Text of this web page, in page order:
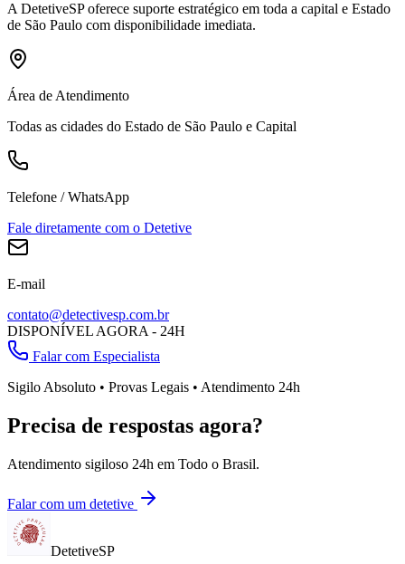
A DetetiveSPoferece suporte estratégico em toda a capital e Estado
de São Paulo com disponibilidade imediata.
Área de Atendimento
Todas as cidades do Estado de São Paulo e Capital
Telefone / WhatsApp
Fale diretamente com o Detetive
E-mail
contato@detectivesp.com.br
DISPONÍVEL AGORA - 24H
Falar com Especialista
Sigilo Absoluto • Provas Legais • Atendimento 24h
Precisa de respostas agora?
Atendimento sigiloso 24h em Todo o Brasil.
Falar com um detetive
DetetiveSP